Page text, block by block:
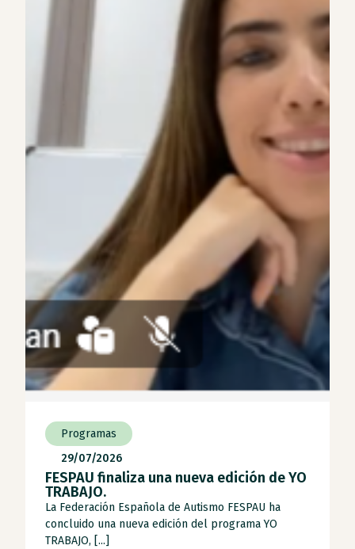
Programas
29/07/2026
FESPAU finaliza una nueva edición de YO
TRABAJO.
La Federación Española de Autismo FESPAU ha
concluido una nueva edición del programa YO
TRABAJO, [...]